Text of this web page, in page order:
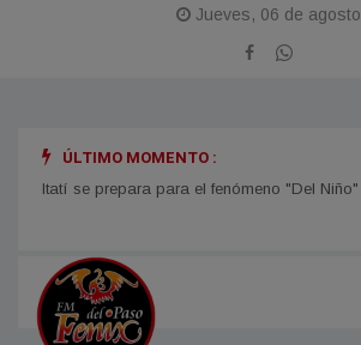
Jueves, 06 de agosto
ÚLTIMO MOMENTO :
Itatí se prepara para el fenómeno "Del Niño"